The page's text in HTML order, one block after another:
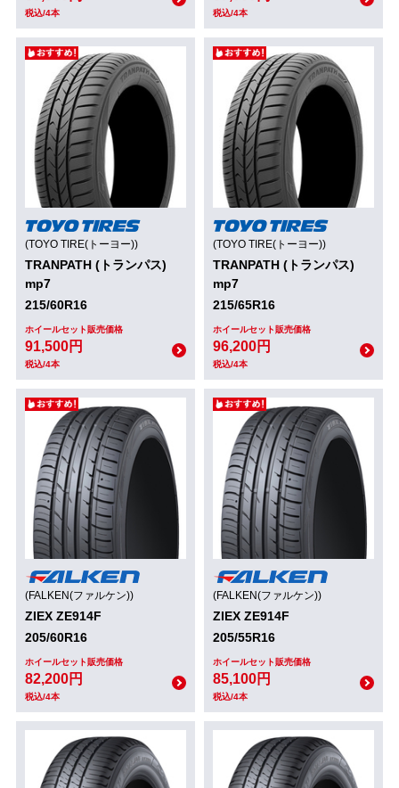
税込/4本 税込/4本
(TOYO TIRE(トーヨー))
TRANPATH (トランパス)
mp7
215/60R16
ホイールセット販売価格
91,500円
税込/4本
(TOYO TIRE(トーヨー))
TRANPATH (トランパス)
mp7
215/65R16
ホイールセット販売価格
96,200円
税込/4本
(FALKEN(ファルケン))
ZIEX ZE914F
205/60R16
ホイールセット販売価格
82,200円
税込/4本
(FALKEN(ファルケン))
ZIEX ZE914F
205/55R16
ホイールセット販売価格
85,100円
税込/4本